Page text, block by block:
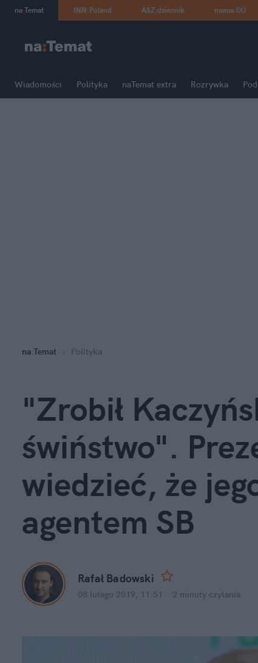
na:Temat INN:Poland ASZ:dziennik mama:DU
Wiadomości Polityka naTemat extra Rozrywka
na:Temat Polityka
"Zrobił
świństwo".
wiedzieć, że
agentem SB
Rafał Badowski
08 lutego 2019, 11:51 2 minuty czytania